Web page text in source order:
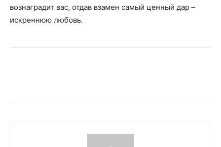
вознаградит вас, отдав взамен самый ценный дар –
искреннюю любовь.